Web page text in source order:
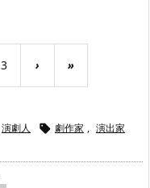
3 › »
演劇人  劇作家 , 演出家